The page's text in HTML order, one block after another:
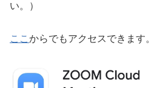
い。）
ここ からでもアクセスできます。